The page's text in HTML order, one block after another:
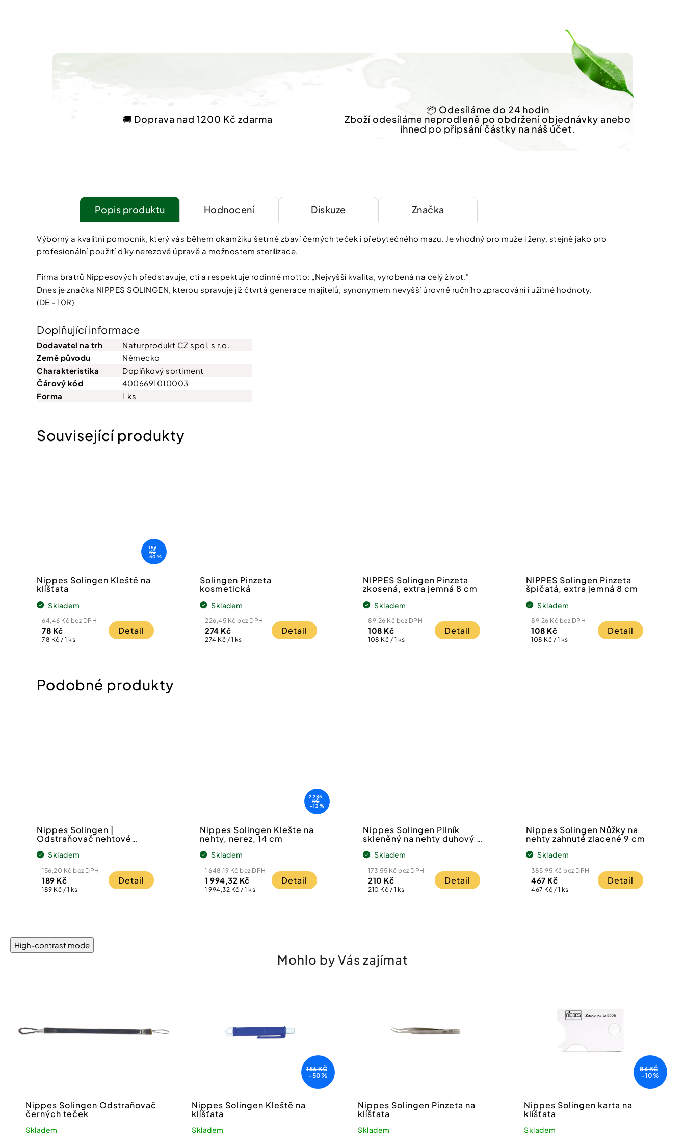
🚚 Doprava nad 1200 Kč zdarma
📦 Odesíláme do 24 hodin
Zboží odesíláme neprodleně po obdržení objednávky anebo
ihned po připsání částky na náš účet.
Popis Hodnocení Diskuze Značka
Výborný a kvalitní pomocník, který vás během okamžiku šetrně zbaví černých teček i přebytečného mazu. Je vhodný pro muže i ženy, stejně jako pro
profesionální použití díky nerezové úpravě a možnostem sterilizace.
Firma bratrů Nippesových představuje, ctí a respektuje rodinné motto: „Nejvyšší kvalita, vyrobená na celý život."
Dnes je značka NIPPES SOLINGEN, kterou spravuje již čtvrtá generace majitelů, synonymem nevyšší úrovně ručního zpracování i užitné hodnoty.
(DE - 10R)
Doplňující informace
Dodavatel na trh
Naturprodukt CZ spol. s r.o.
Země původu
Německo
Charakteristika
Doplňkový sortiment
Čárový kód
4006691010003
Forma
1 ks
156
KČ
–50 %
Nippes Solingen Kleště na
klíšťata
Skladem
64,46 Kč bez DPH
78 Kč
Měrná
78 Kč / 1 ks
Detail
Solingen Pinzeta
kosmetická
Skladem
226,45 Kč bez DPH
274 Kč
Měrná
274 Kč / 1 ks
Detail
NIPPES Solingen Pinzeta
zkosená, extra jemná 8 cm
Skladem
89,26 Kč bez DPH
108 Kč
Měrná
108 Kč / 1 ks
Detail
NIPPES Solingen Pinzeta
špičatá, extra jemná 8 cm
Skladem
89,26 Kč bez DPH
108 Kč
Měrná
108 Kč / 1 ks
Detail
Nippes Solingen |
Odstraňovač nehtové
Skladem
156,20 Kč bez DPH
189 Kč
Měrná
189 Kč / 1 ks
Detail
2 285
KČ
–12 %
Nippes Solingen Klešte na
nehty, nerez, 14 cm
Skladem
1 648,19 Kč bez DPH
1 994,32 Kč
Měrná
1 994,32 Kč / 1 ks
Detail
Nippes Solingen Pilník
skleněný na nehty duhový 9
Skladem
173,55 Kč bez DPH
210 Kč
Měrná
210 Kč / 1 ks
Detail
Nippes Solingen Nůžky na
nehty zahnuté zlacené 9 cm
Skladem
385,95 Kč bez DPH
467 Kč
Měrná
467 Kč / 1 ks
Detail
High-contrast mode
Mohlo by Vás zajímat
Nippes Solingen Odstraňovač
černých teček
Skladem
156 KČ
-50%
Nippes Solingen Kleště na
klíšťata
Skladem
Nippes Solingen Pinzeta na
klíšťata
Skladem
86 KČ
-10%
Nippes Solingen karta na
klíšťata
Skladem